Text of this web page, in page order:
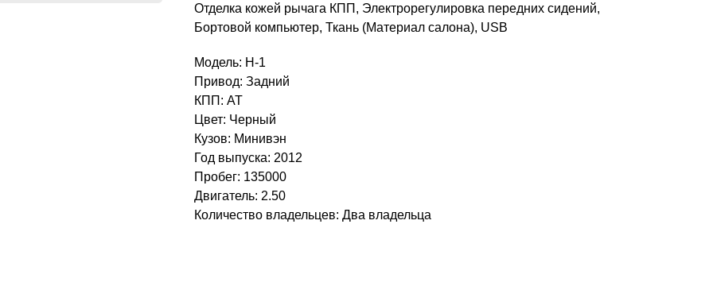
Отделка кожей рычага КПП, Электрорегулировка передних сидений,
Бортовой компьютер, Ткань (Материал салона), USB
Модель: H-1
Привод: Задний
КПП: AT
Цвет: Черный
Кузов: Минивэн
Год выпуска: 2012
Пробег: 135000
Двигатель: 2.50
Количество владельцев: Два владельца